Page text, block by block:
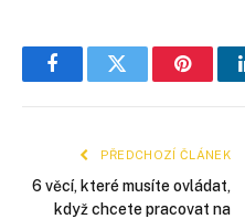
FacebookTwitter
PŘEDCHOZÍ ČLÁNEK
6 věcí, které musíte ovládat,
když chcete pracovat na